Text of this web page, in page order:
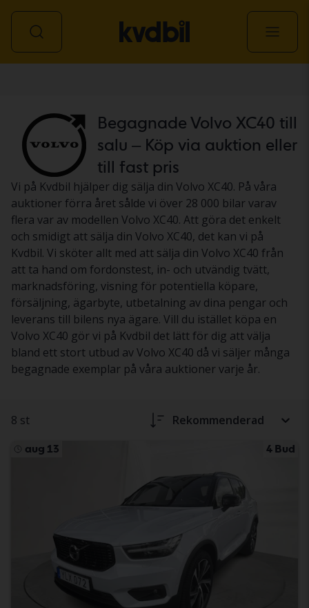
Begagnade Volvo XC40 till
salu – Köp via auktion eller
till fast pris
Vi på Kvdbil hjälper dig sälja din Volvo XC40. På våra
auktioner förra året sålde vi över 28 000 bilar varav
flera var av modellen Volvo XC40. Att göra det enkelt
och smidigt att sälja din Volvo XC40, det kan vi på
Kvdbil. Vi sköter allt med att sälja din Volvo XC40 från
att ta hand om fordonstest, in- och utvändig tvätt,
marknadsföring, visning för potentiella köpare,
försäljning, ägarbyte, utbetalning av dina pengar och
leverans till bilens nya ägare. Vill du istället köpa en
Volvo XC40 gör vi på Kvdbil det lätt för dig att välja
bland ett stort utbud av Volvo XC40 då vi säljer många
begagnade exemplar på våra auktioner varje år.
8 st Rekommenderad
aug 13 4 Bud